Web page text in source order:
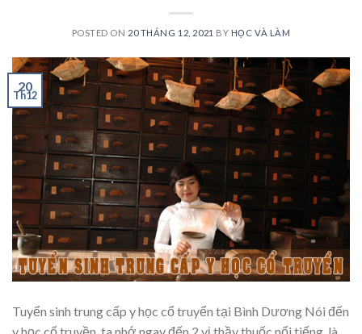
POSTED ON 20 THÁNG 12, 2021 BY HỌC VÀ LÀM
20
Th12
Tuyển sinh trung cấp y học cổ truyển tại Bình Dương Nói đến
y học cổ truyền, ta nhớ ngay đến 2 vị thầy thuốc nổi tiếng, là